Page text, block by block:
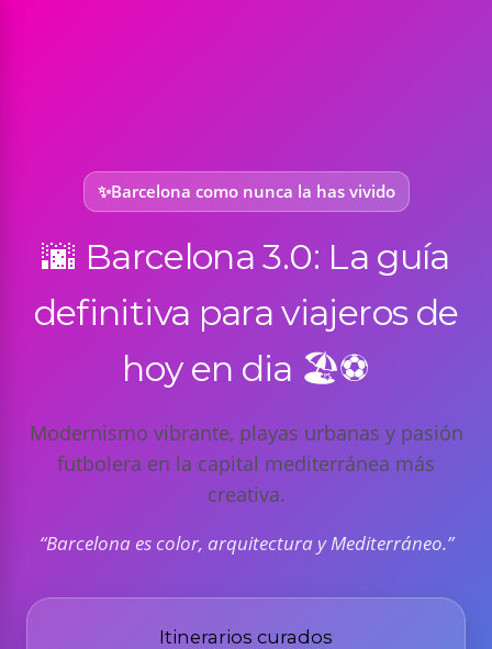
d
Barcelona como nunca la has vivido
🌆 Barcelona 3.0: La guía
definitiva para viajeros de
hoy en dia 🏖️⚽
Modernismo vibrante, playas urbanas y pasión
futbolera en la capital mediterránea más
creativa.
“Barcelona es color, arquitectura y Mediterráneo.”
Itinerarios curados